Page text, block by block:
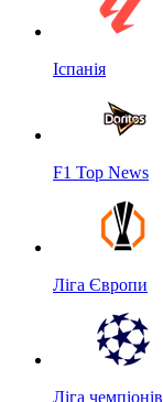
Іспанія
F1 Top News
Ліга Європи
Ліга чемпіонів